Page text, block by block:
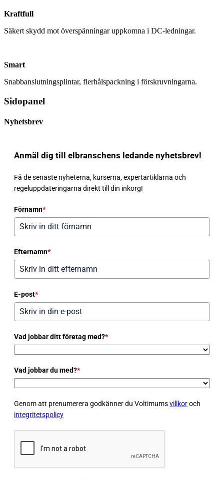
Kraftfull
Säkert skydd mot överspänningar uppkomna i DC-ledningar.
Smart
Snabbanslutningsplintar, flerhålspackning i förskruvningarna.
Sidopanel
Nyhetsbrev
Anmäl dig till elbranschens ledande nyhetsbrev!
Få de senaste nyheterna, kurserna, expertartiklarna och
regeluppdateringarna direkt till din inkorg!
Förnamn*
Efternamn*
E-post*
Vad jobbar ditt företag med?*
Vad jobbar du med?*
Genom att prenumerera godkänner du Voltimumsvillkoroch
integritetspolicy